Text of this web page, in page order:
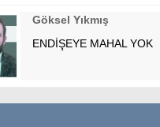
Göksel Yıkmış
ENDİŞEYE MAHAL YOK